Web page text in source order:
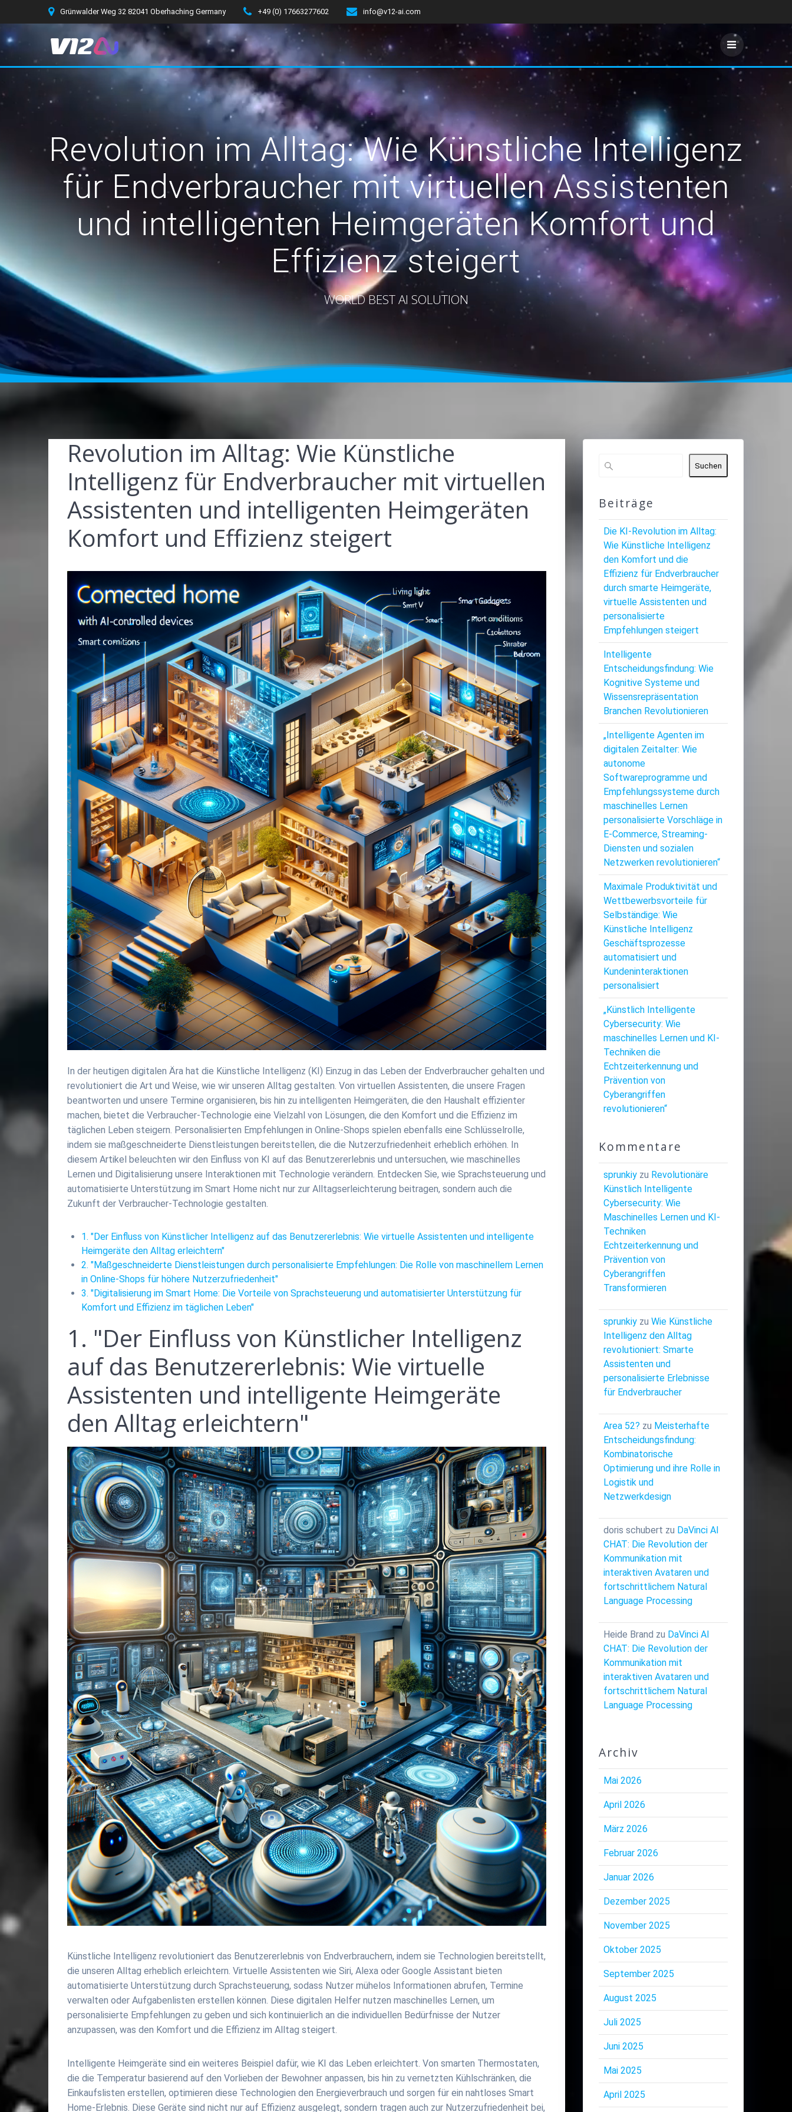
springen
Grünwalder Weg 32 82041 Oberhaching Germany +49 (0) 17663277602 info@v12-ai.com
Revolution im Alltag: Wie Künstliche Intelligenz
für Endverbraucher mit virtuellen Assistenten
und intelligenten Heimgeräten Komfort und
Effizienz steigert
WORLD BEST AI SOLUTION
Revolution im Alltag: Wie Künstliche
Intelligenz für Endverbraucher mit virtuellen
Assistenten und intelligenten Heimgeräten
Komfort und Effizienz steigert
In der heutigen digitalen Ära hat die Künstliche Intelligenz (KI) Einzug in das Leben der Endverbraucher gehalten und
revolutioniert die Art und Weise, wie wir unseren Alltag gestalten. Von virtuellen Assistenten, die unsere Fragen
beantworten und unsere Termine organisieren, bis hin zu intelligenten Heimgeräten, die den Haushalt effizienter
machen, bietet die Verbraucher-Technologie eine Vielzahl von Lösungen, die den Komfort und die Effizienz im
täglichen Leben steigern. Personalisierten Empfehlungen in Online-Shops spielen ebenfalls eine Schlüsselrolle,
indem sie maßgeschneiderte Dienstleistungen bereitstellen, die die Nutzerzufriedenheit erheblich erhöhen. In
diesem Artikel beleuchten wir den Einfluss von KI auf das Benutzererlebnis und untersuchen, wie maschinelles
Lernen und Digitalisierung unsere Interaktionen mit Technologie verändern. Entdecken Sie, wie Sprachsteuerung und
automatisierte Unterstützung im Smart Home nicht nur zur Alltagserleichterung beitragen, sondern auch die
Zukunft der Verbraucher-Technologie gestalten.
1. "Der Einfluss von Künstlicher Intelligenz auf das Benutzererlebnis: Wie virtuelle Assistenten und intelligente
Heimgeräte den Alltag erleichtern"
2. "Maßgeschneiderte Dienstleistungen durch personalisierte Empfehlungen: Die Rolle von maschinellem Lernen
in Online-Shops für höhere Nutzerzufriedenheit"
3. "Digitalisierung im Smart Home: Die Vorteile von Sprachsteuerung und automatisierter Unterstützung für
Komfort und Effizienz im täglichen Leben"
1. "Der Einfluss von Künstlicher Intelligenz
auf das Benutzererlebnis: Wie virtuelle
Assistenten und intelligente Heimgeräte
den Alltag erleichtern"
Künstliche Intelligenz revolutioniert das Benutzererlebnis von Endverbrauchern, indem sie Technologien bereitstellt,
die unseren Alltag erheblich erleichtern. Virtuelle Assistenten wie Siri, Alexa oder Google Assistant bieten
automatisierte Unterstützung durch Sprachsteuerung, sodass Nutzer mühelos Informationen abrufen, Termine
verwalten oder Aufgabenlisten erstellen können. Diese digitalen Helfer nutzen maschinelles Lernen, um
personalisierte Empfehlungen zu geben und sich kontinuierlich an die individuellen Bedürfnisse der Nutzer
anzupassen, was den Komfort und die Effizienz im Alltag steigert.
Intelligente Heimgeräte sind ein weiteres Beispiel dafür, wie KI das Leben erleichtert. Von smarten Thermostaten,
die die Temperatur basierend auf den Vorlieben der Bewohner anpassen, bis hin zu vernetzten Kühlschränken, die
Einkaufslisten erstellen, optimieren diese Technologien den Energieverbrauch und sorgen für ein nahtloses Smart
Home-Erlebnis. Diese Geräte sind nicht nur auf Effizienz ausgelegt, sondern tragen auch zur Nutzerzufriedenheit bei,
Suchen
Beiträge
Die KI-Revolution im Alltag:
Wie Künstliche Intelligenz
den Komfort und die
Effizienz für Endverbraucher
durch smarte Heimgeräte,
virtuelle Assistenten und
personalisierte
Empfehlungen steigert
Intelligente
Entscheidungsfindung: Wie
Kognitive Systeme und
Wissensrepräsentation
Branchen Revolutionieren
„Intelligente Agenten im
digitalen Zeitalter: Wie
autonome
Softwareprogramme und
Empfehlungssysteme durch
maschinelles Lernen
personalisierte Vorschläge in
E-Commerce, Streaming-
Diensten und sozialen
Netzwerken revolutionieren“
Maximale Produktivität und
Wettbewerbsvorteile für
Selbständige: Wie
Künstliche Intelligenz
Geschäftsprozesse
automatisiert und
Kundeninteraktionen
personalisiert
„Künstlich Intelligente
Cybersecurity: Wie
maschinelles Lernen und KI-
Techniken die
Echtzeiterkennung und
Prävention von
Cyberangriffen
revolutionieren“
Kommentare
sprunkiyzu Revolutionäre
Künstlich Intelligente
Cybersecurity: Wie
Maschinelles Lernen und KI-
Techniken
Echtzeiterkennung und
Prävention von
Cyberangriffen
Transformieren
sprunkiyzu Wie Künstliche
Intelligenz den Alltag
revolutioniert: Smarte
Assistenten und
personalisierte Erlebnisse
für Endverbraucher
Area 52? zu Meisterhafte
Entscheidungsfindung:
Kombinatorische
Optimierung und ihre Rolle in
Logistik und
Netzwerkdesign
doris schubert zu DaVinci AI
CHAT: Die Revolution der
Kommunikation mit
interaktiven Avataren und
fortschrittlichem Natural
Language Processing
Heide Brand zu DaVinci AI
CHAT: Die Revolution der
Kommunikation mit
interaktiven Avataren und
fortschrittlichem Natural
Language Processing
Archiv
Mai 2026
April 2026
März 2026
Februar 2026
Januar 2026
Dezember 2025
November 2025
Oktober 2025
September 2025
August 2025
Juli 2025
Juni 2025
Mai 2025
April 2025